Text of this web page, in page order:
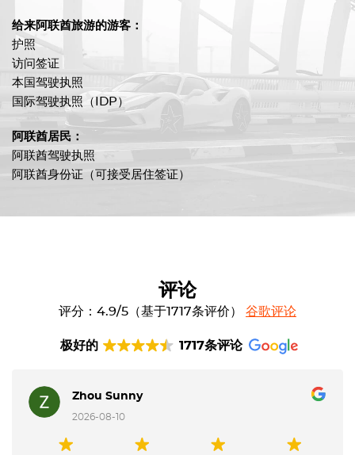
给来阿联酋旅游的游客：
护照
访问签证
本国驾驶执照
国际驾驶执照（IDP）
阿联酋居民：
阿联酋驾驶执照
阿联酋身份证（可接受居住签证）
评论
评分：4.9/5（基于1717条评价） 谷歌评论
极好的 1717条评论
Zhou Sunny
2026-08-10